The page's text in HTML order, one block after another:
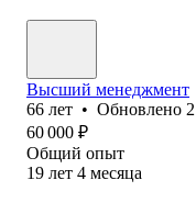
Высший менеджмент
66 лет • Обновлено
60 000 ₽
Общий опыт
19 лет 4 месяца